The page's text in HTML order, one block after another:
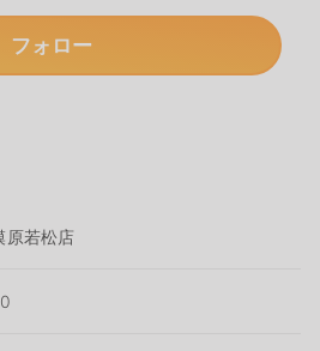
フォロー
原若松店